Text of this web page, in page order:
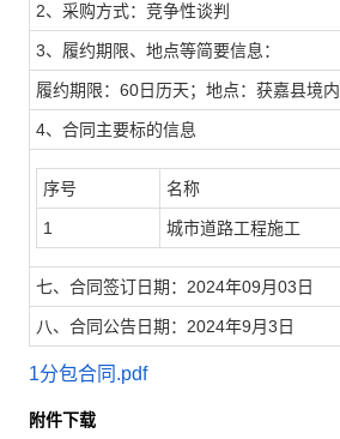
2、采购方式：竞争性谈判
3、履约期限、地点等简要信息：
履约期限：60日历天；地点：获嘉县境内
4、合同主要标的信息
序号 名称
1 城市道路工程施工
七、合同签订日期：2024年09月03日
八、合同公告日期：2024年9月3日
1分包合同.pdf
附件下载